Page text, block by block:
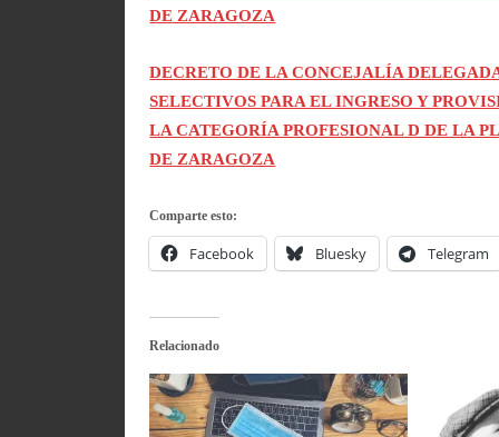
DE ZARAGOZA
DECRETO DE LA CONCEJALÍA
SELECTIVOS PARA EL INGRESO Y
LA CATEGORÍA PROFESIONAL D DE LA
DE ZARAGOZA
Comparte esto:
Facebook Bluesky Telegram
Relacionado